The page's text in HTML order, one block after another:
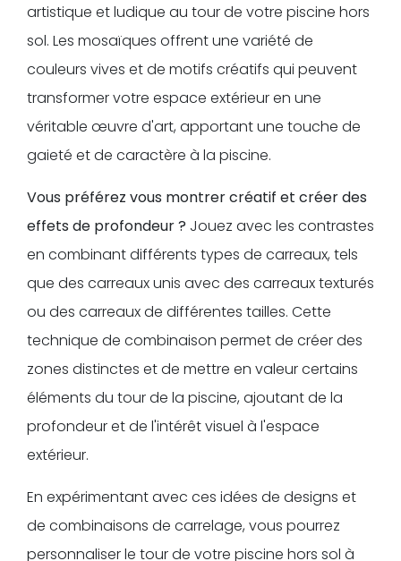
artistique et ludique au tour de votre piscine hors
sol. Les mosaïques offrent une variété de
couleurs vives et de motifs créatifs qui peuvent
transformer votre espace extérieur en une
véritable œuvre d'art, apportant une touche de
gaieté et de caractère à la piscine.
Vous préférez vous montrer créatif et créer des
effets de profondeur ? Jouez avec les contrastes
en combinant différents types de carreaux, tels
que des carreaux unis avec des carreaux texturés
ou des carreaux de différentes tailles. Cette
technique de combinaison permet de créer des
zones distinctes et de mettre en valeur certains
éléments du tour de la piscine, ajoutant de la
profondeur et de l'intérêt visuel à l'espace
extérieur.
En expérimentant avec ces idées de designs et
de combinaisons de carrelage, vous pourrez
personnaliser le tour de votre piscine hors sol à